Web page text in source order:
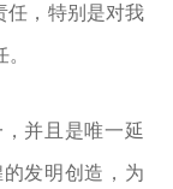
，特别是对我
并且是唯一延
发明创造，为